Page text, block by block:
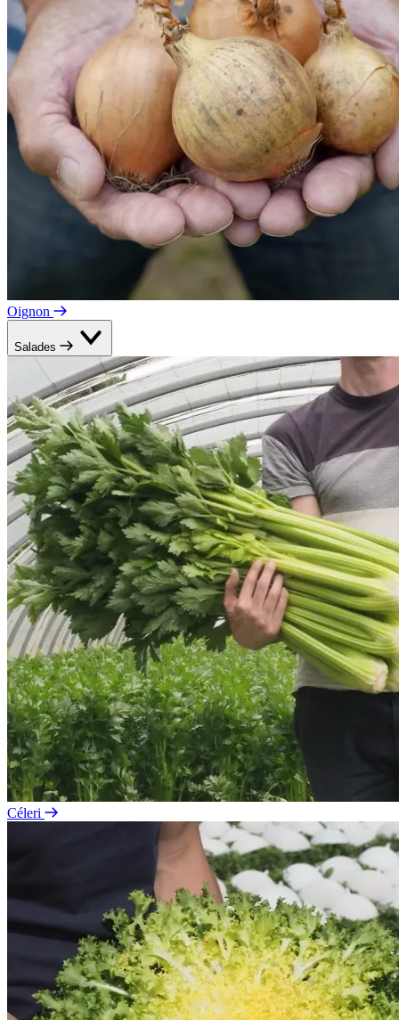
Oignon
Salades
Céleri